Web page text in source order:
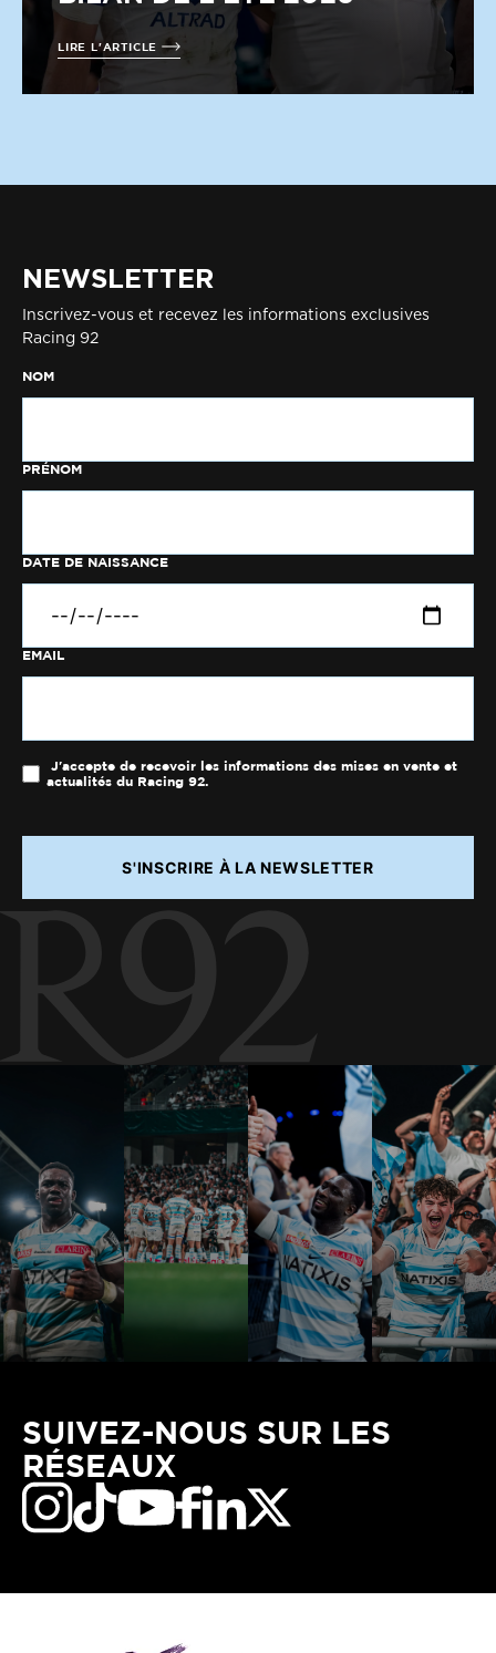
LIRE L'ARTICLE
NEWSLETTER
Inscrivez-vous et recevez les informations exclusives
Racing 92
NOM
PRÉNOM
DATE DE NAISSANCE
EMAIL
J'accepte de recevoir les informations des mises en vente et
actualités du Racing 92.
S'INSCRIRE À LA NEWSLETTER
SUIVEZ-NOUS SUR LES
RÉSEAUX